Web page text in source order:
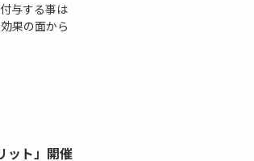
与する事は
果の面から
ット」開催